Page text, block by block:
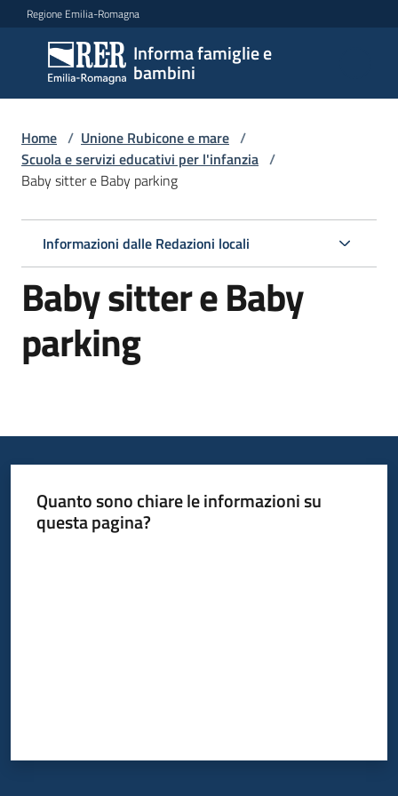
Vai al contenuto
Vai alla navigazione
Vai al footer
Regione Emilia-Romagna
Informa famiglie e
bambini
Informa
famiglie
e
bambini
per
le
Informazioni
Home / Unione Rubicone e mare /
Scuola e servizi educativi per l'infanzia /
Baby sitter e Baby parking
Informazioni dalle Redazioni locali
Baby sitter e Baby
parking
Quanto sono chiare le informazioni su
questa pagina?